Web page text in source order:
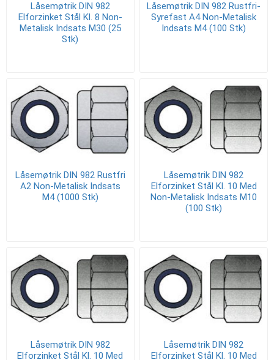
Låsemøtrik DIN 982
Elforzinket Stål Kl. 8 Non-
Metalisk Indsats M30 (25
Stk)
Låsemøtrik DIN 982 Rustfri-
Syrefast A4 Non-Metalisk
Indsats M4 (100 Stk)
Låsemøtrik DIN 982 Rustfri
A2 Non-Metalisk Indsats
M4 (1000 Stk)
Låsemøtrik DIN 982
Elforzinket Stål Kl. 10 Med
Non-Metalisk Indsats M10
(100 Stk)
Låsemøtrik DIN 982
Elforzinket Stål Kl. 10 Med
Låsemøtrik DIN 982
Elforzinket Stål Kl. 10 Med